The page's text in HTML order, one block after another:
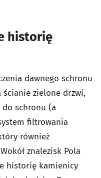
historię
dawnego schronu
ścianie zielone drzwi,
do schronu (a
filtrowania
również
znalezisk Pola
historię kamienicy